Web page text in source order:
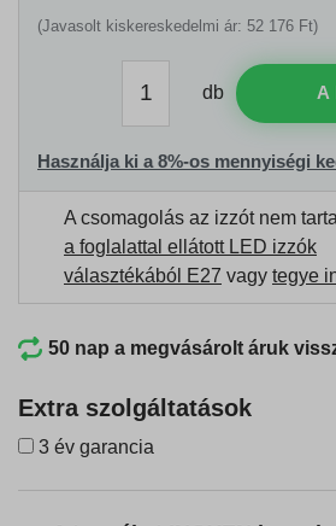
(Javasolt kiskereskedelmi ár: 52 176 Ft)
db A
Használja ki a 8%-os mennyiségi
A csomagolás az izzót nem
a foglalattal ellátott LED izzók
választékából E27 vagy tegye
50 nap a megvásárolt áruk
Extra szolgáltatások
3 év garancia